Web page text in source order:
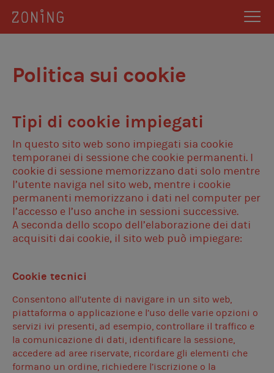
Politica sui cookie
Tipi di cookie impiegati
In questo sito web sono impiegati sia cookie
temporanei di sessione che cookie permanenti. I
cookie di sessione memorizzano dati solo mentre
l’utente naviga nel sito web, mentre i cookie
permanenti memorizzano i dati nel computer per
l’accesso e l’uso anche in sessioni successive.
A seconda dello scopo dell’elaborazione dei dati
acquisiti dai cookie, il sito web può impiegare:
Cookie tecnici
Consentono all’utente di navigare in un sito web,
piattaforma o applicazione e l’uso delle varie opzioni o
servizi ivi presenti, ad esempio, controllare il traffico e
la comunicazione di dati, identificare la sessione,
accedere ad aree riservate, ricordare gli elementi che
formano un ordine, richiedere l’iscrizione o la